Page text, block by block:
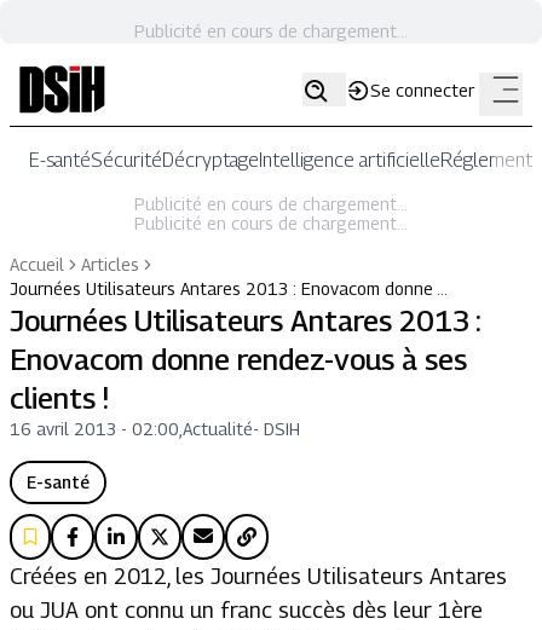
Publicité en cours de chargement...
Se connecter
E-santéSécuritéDécryptageIntelligence artificielle
Publicité en cours de chargement...
Publicité en cours de chargement...
Accueil
Articles
Journées Utilisateurs Antares 2013 : Enovacom donne …
Journées Utilisateurs Antares 2013 :
Enovacom donne rendez-vous à ses
clients !
16 avril 2013 - 02:00 Actualité- DSIH
E-santé
Créées en 2012, les Journées Utilisateurs Antares
ou JUA ont connu un franc succès dès leur 1ère